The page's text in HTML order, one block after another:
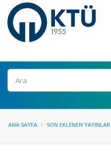
Ara
ANA SAYFA SON EKLENEN YAYINLAR